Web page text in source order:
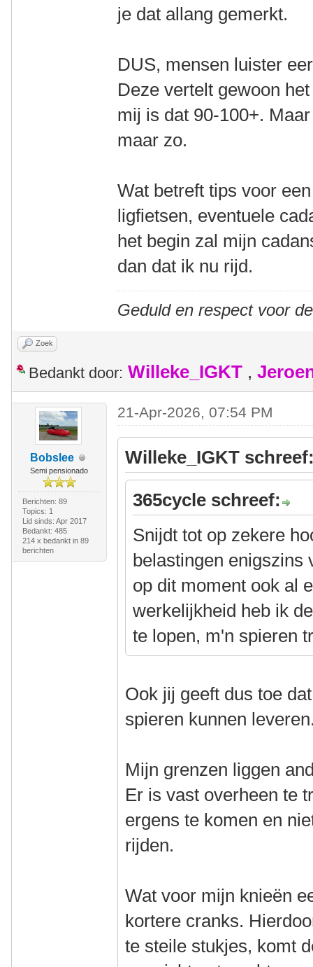
je dat allang gemerkt.
DUS, mensen luister
Deze vertelt gewoon
mij is dat 90-100+.
maar zo.
Wat betreft tips voor
ligfietsen, eventuele
het begin zal mijn
dan dat ik nu rijd.
Geduld en respect voor
Zoek
Bedankt door: Willeke_IGKT ,
Bobslee
Semi pensionado
Berichten: 89
Topics: 1
Lid sinds: Apr 2017
Bedankt: 485
214 x bedankt in 89
berichten
21-Apr-2026, 07:54 PM
Willeke_IGKT
365cycle schreef:
Snijdt tot op zekere
belastingen enigszins
op dit moment ook al
werkelijkheid heb ik
te lopen, m'n spieren
Ook jij geeft dus toe
spieren kunnen
Mijn grenzen liggen
Er is vast overheen te
ergens te komen en
rijden.
Wat voor mijn knieën
kortere cranks.
te steile stukjes, komt